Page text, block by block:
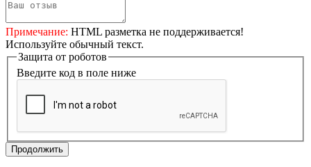
Примечание: HTML разметка не поддерживается!
Используйте обычный текст.
Защита от роботов
Введите код в поле ниже
Продолжить